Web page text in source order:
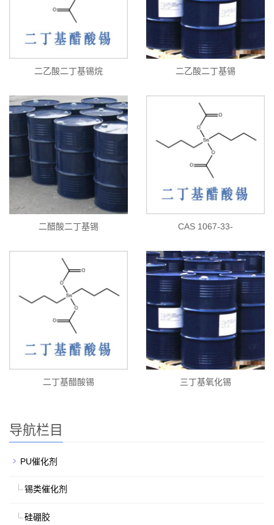
二乙酸二丁基锡烷 二乙酸二丁基锡
二醋酸二丁基锡 CAS 1067-33-
二丁基醋酸锡 三丁基氧化锡
导航栏目
PU催化剂
锡类催化剂
硅硼胶